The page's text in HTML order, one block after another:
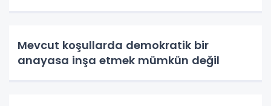
Mevcut koşullarda demokratik bir
anayasa inşa etmek mümkün değil